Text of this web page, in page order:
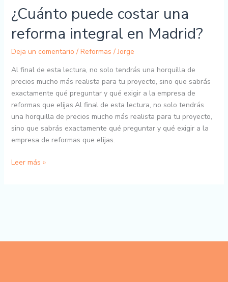
¿Cuánto puede costar una
reforma integral en Madrid?
Deja un comentario / Reformas /Jorge
Al final de esta lectura, no solo tendrás una horquilla de
precios mucho más realista para tu proyecto, sino que sabrás
exactamente qué preguntar y qué exigir a la empresa de
reformas que elijas.Al final de esta lectura, no solo tendrás
una horquilla de precios mucho más realista para tu proyecto,
sino que sabrás exactamente qué preguntar y qué exigir a la
empresa de reformas que elijas.
Leer más »